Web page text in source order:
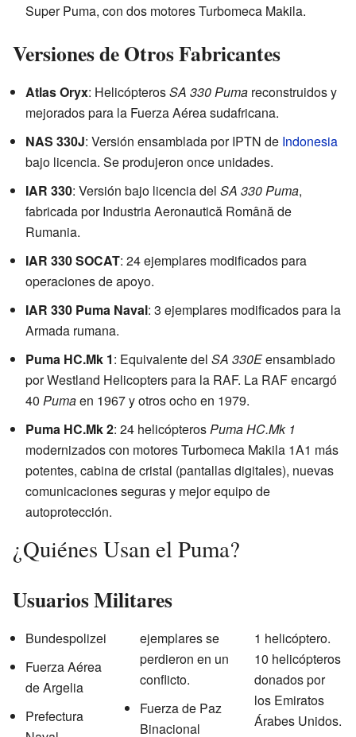
Super Puma, con dos motores Turbomeca Makila.
Versiones de Otros Fabricantes
Atlas Oryx: HelicópterosSA 330 Puma reconstruidos y
mejorados para la Fuerza Aérea sudafricana.
NAS 330J: Versión ensamblada por IPTN de Indonesia
bajo licencia. Se produjeron once unidades.
IAR 330: Versión bajo licencia del SA 330 Puma,
fabricada por Industria Aeronautică Română de
Rumania.
IAR 330 SOCAT: 24 ejemplares modificados para
operaciones de apoyo.
IAR 330 Puma Naval: 3 ejemplares modificados para la
Armada rumana.
Puma HC.Mk 1: Equivalente del SA 330Eensamblado
por Westland Helicopters para la RAF. La RAF encargó
40 Pumaen 1967 y otros ocho en 1979.
Puma HC.Mk 2: 24 helicópterosPuma HC.Mk 1
modernizados con motores Turbomeca Makila 1A1 más
potentes, cabina de cristal (pantallas digitales), nuevas
comunicaciones seguras y mejor equipo de
autoprotección.
¿Quiénes Usan el Puma?
Usuarios Militares
Bundespolizei
Fuerza Aérea
de Argelia
Prefectura
ejemplares se
perdieron en un
conflicto.
Fuerza de Paz
Binacional
1 helicóptero.
10 helicópteros
donados por
los Emiratos
Árabes Unidos.